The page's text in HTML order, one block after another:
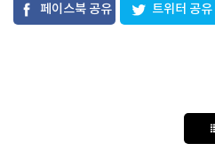
페이스북 공유 트위터 공유